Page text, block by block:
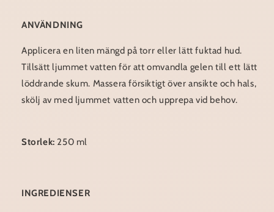
ANVÄNDNING
Applicera en liten mängd på torr eller lätt fuktad hud.
Tillsätt ljummet vatten för att omvandla gelen till ett lätt
löddrande skum. Massera försiktigt över ansikte och hals,
skölj av med ljummet vatten och upprepa vid behov.
Storlek: 250 ml
INGREDIENSER